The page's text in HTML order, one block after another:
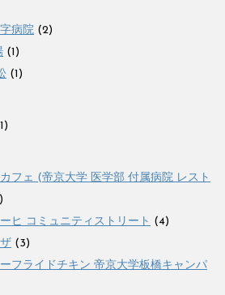
病院 (2)
(1)
(1)
フェ (帝京大学 医学部 付属病院 レスト
ヒ コミュニティストリート (4)
(3)
フライドチキン 帝京大学板橋キャンパ